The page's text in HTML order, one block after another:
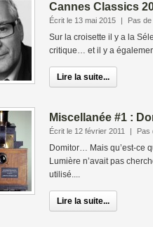
Cannes Classics
Écrit le 13 mai 2015 | Pas
Sur la croisette il y a la
critique… et il y a
Lire la suite...
Miscellanée #1 :
Écrit le 12 février 2011 | Pas
Domitor… Mais qu’est-ce
Lumière n’avait pas
utilisé....
Lire la suite...